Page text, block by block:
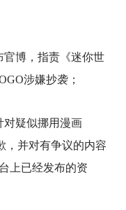
官博，指责《迷你世
涉嫌抄袭；
对疑似挪用漫画
，并对有争议的内容
上已经发布的资